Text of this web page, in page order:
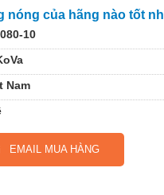
nóng của hãng nào tốt
10
Nam
EMAIL MUA HÀNG